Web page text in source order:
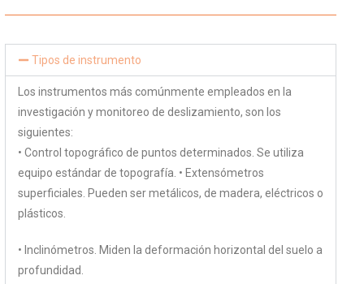
Tipos de instrumento
Los instrumentos más comúnmente empleados en la
investigación y monitoreo de deslizamiento, son los
siguientes:
• Control topográfico de puntos determinados. Se utiliza
equipo estándar de topografía. • Extensómetros
superficiales. Pueden ser metálicos, de madera, eléctricos o
plásticos.
• Inclinómetros. Miden la deformación horizontal del suelo a
profundidad.